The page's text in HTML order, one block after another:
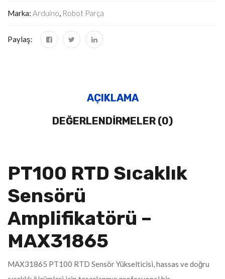
Marka: Arduino, Robot Parça
Paylaş:
AÇIKLAMA
DEĞERLENDIRMELER (0)
PT100 RTD Sıcaklık
Sensörü
Amplifikatörü –
MAX31865
MAX31865 PT100 RTD Sensör Yükselticisi, hassas ve doğru